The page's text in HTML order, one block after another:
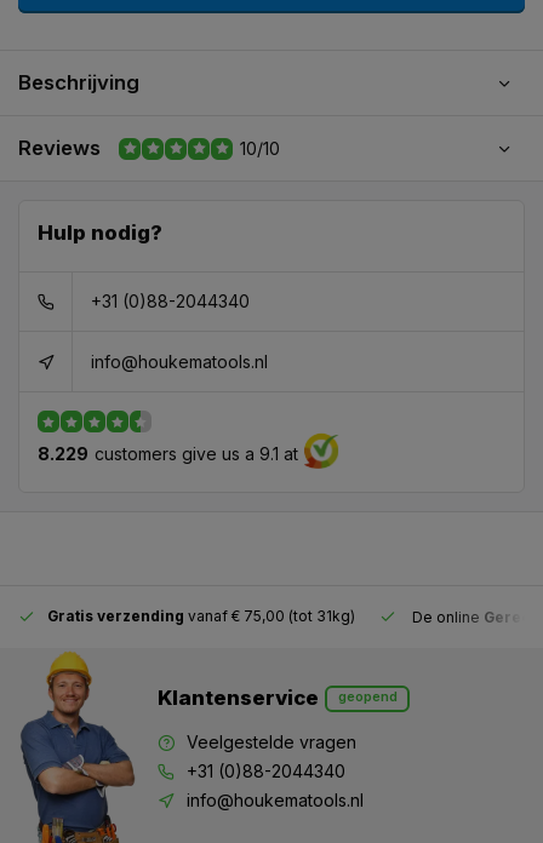
Beschrijving
Reviews 10/10
Hulp nodig?
+31 (0)88-2044340
info@houkematools.nl
8.229 customers give us a 9.1 at
Gratis verzending vanaf € 75,00 (tot 31kg) De online
Klantenservice geopend
Veelgestelde vragen
+31 (0)88-2044340
info@houkematools.nl